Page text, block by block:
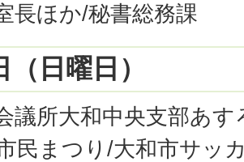
長ほか/秘書総務課
日曜日）
議所大和中央支部あ
民まつり/大和市サッ